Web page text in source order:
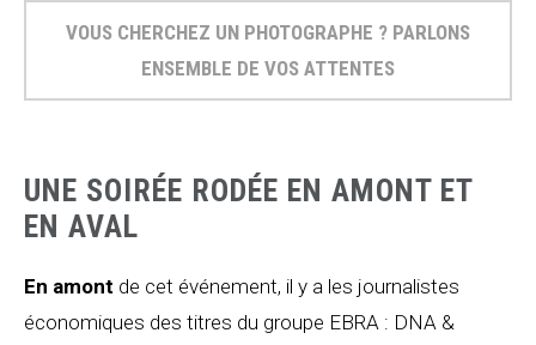
VOUS CHERCHEZ UN PHOTOGRAPHE ? PARLONS
ENSEMBLE DE VOS ATTENTES
UNE SOIRÉE RODÉE EN AMONT ET
EN AVAL
En amont de cet événement, il y a les journalistes
économiques des titres du groupe EBRA : DNA &